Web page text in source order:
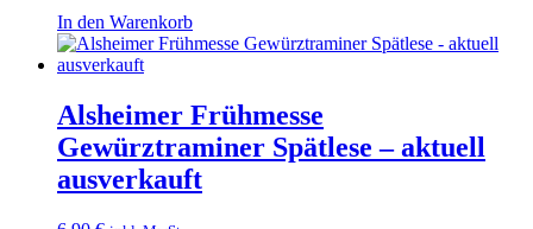
In den Warenkorb
Alsheimer Frühmesse
Gewürztraminer Spätlese – aktuell
ausverkauft